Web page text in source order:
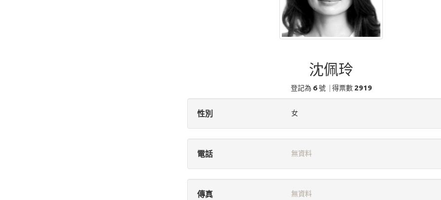
沈佩玲
登記為 6號 得票數 2919
性別 女
電話 無資料
傳真 無資料